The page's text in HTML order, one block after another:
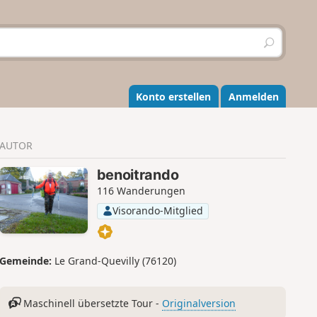
S
u
h
e
n
Konto erstellen Anmelden
AUTOR
benoitrando
116 Wanderungen
Visorando-Mitglied
Gemeinde: Le Grand-Quevilly (76120)
Maschinell übersetzte Tour - Originalversion